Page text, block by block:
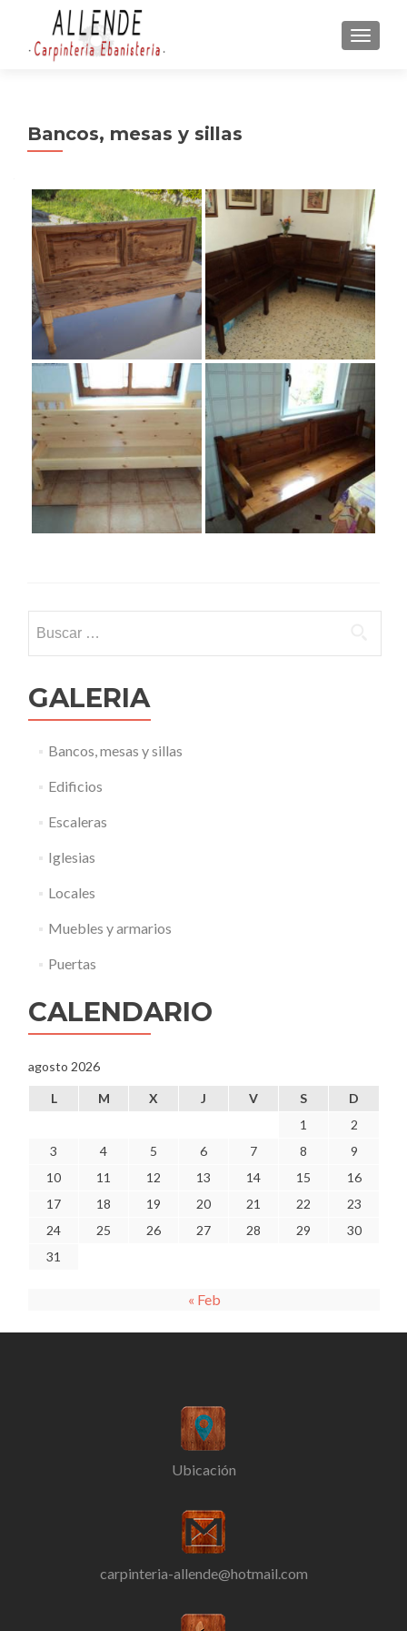
Bancos, mesas y sillas
GALERIA
Bancos, mesas y sillas
Edificios
Escaleras
Iglesias
Locales
Muebles y armarios
Puertas
CALENDARIO
agosto 2026
L M X J V S
D
1
2
3
4 5 6 7 8
9
10
11 12 13 14 15
16
17
18 19 20 21 22
23
24
25 26 27 28 29
30
31
« Feb
Ubicación
carpinteria-allende@hotmail.com